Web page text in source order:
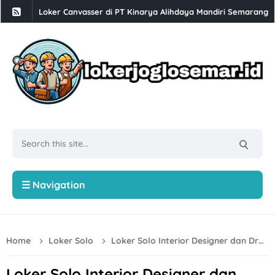
Loker Supervisor, Staff Dapur, Staff Kebersihan dan Cuci
Loker Solo 3 Posisi di PT Pracima Boga Sana
Loker Bulan Agustus 2026 di PT Prima Parquet Indonesia
Lowongan Kerja XLC Promotor di XLSmart Semarang
Loker PT Generasi Motor Sukses Solo Posisi Security, Driver
Loker PROJMX Apparel Solo Baru untuk Lulusan D3/S1
Loker Sales Counter, Helper Toko di Toko Super Grosir
Loker Crew Dapur, Kepala Outlet di Djuragan Group
☰ Navigation
Home Loker Solo Loker Solo Interior Designer dan Drafter di MASSIMO Interior & Manufacture